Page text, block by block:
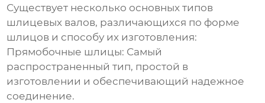
Существует несколько основных типов
шлицевых валов, различающихся по форме
шлицов и способу их изготовления:
Прямобочные шлицы: Самый
распространенный тип, простой в
изготовлении и обеспечивающий надежное
соединение.